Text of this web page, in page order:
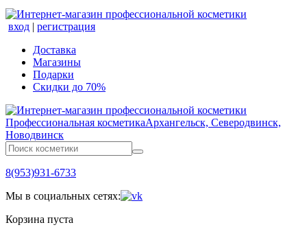
вход | регистрация
Доставка
Магазины
Подарки
Скидки до 70%
Профессиональная косметикаАрхангельск, Северодвинск,
Новодвинск
8(953)931-6733
Мы в социальных сетях:
Корзина пуста